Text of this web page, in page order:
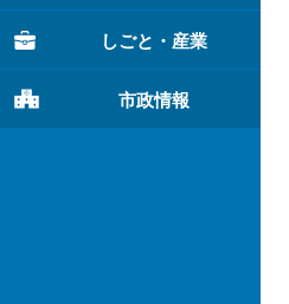
しごと・産業
市政情報